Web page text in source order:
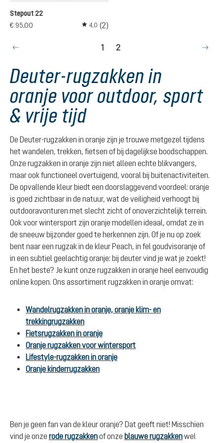
Stepout 22
€ 95,00
Gemiddelde waardering van 4 van 5 sterren
4,0 (2)
Pagina
1 Pagina
2
Deuter-rugzakken in
oranje voor outdoor, sport
& vrije tijd
De Deuter-rugzakken in oranje zijn je trouwe metgezel tijdens
het wandelen, trekken, fietsen of bij dagelijkse boodschappen.
Onze rugzakken in oranje zijn niet alleen echte blikvangers,
maar ook functioneel overtuigend, vooral bij buitenactiviteiten.
De opvallende kleur biedt een doorslaggevend voordeel: oranje
is goed zichtbaar in de natuur, wat de veiligheid verhoogt bij
outdooravonturen met slecht zicht of onoverzichtelijk terrein.
Ook voor wintersport zijn oranje modellen ideaal, omdat ze in
de sneeuw bijzonder goed te herkennen zijn. Of je nu op zoek
bent naar een rugzak in de kleur Peach, in fel goudvisoranje of
in een subtiel geelachtig oranje: bij deuter vind je wat je zoekt!
En het beste? Je kunt onze rugzakken in oranje heel eenvoudig
online kopen. Ons assortiment rugzakken in oranje omvat:
Wandelrugzakken in oranje, oranje klim- en
trekkingrugzakken
Fietsrugzakken in oranje
Oranje rugzakken voor wintersport
Lifestyle-rugzakken in oranje
Oranje kinderrugzakken
Ben je geen fan van de kleur oranje? Dat geeft niet! Misschien
vind je onze rode rugzakkenof onze blauwe rugzakkenwel